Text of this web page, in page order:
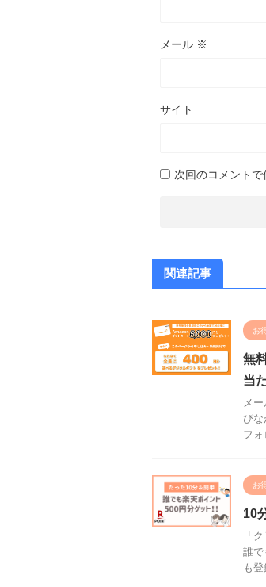
メール ※
サイト
次回のコメント
関連記事
お
無
当
メ
びな
フ
お
10
「
誰で
も